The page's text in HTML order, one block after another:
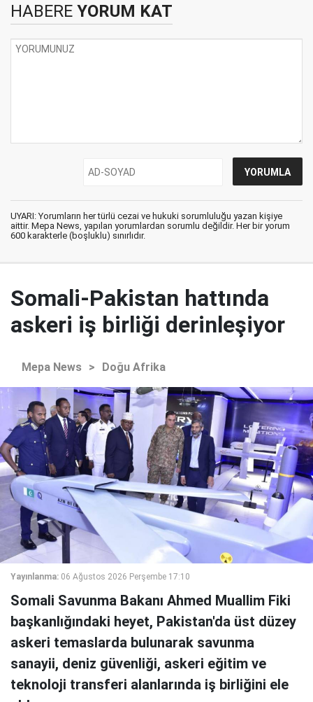
HABERE YORUM KAT
UYARI: Yorumların her türlü cezai ve hukuki sorumluluğu yazan kişiye
aittir. Mepa News, yapılan yorumlardan sorumlu değildir. Her bir yorum
600 karakterle (boşluklu) sınırlıdır.
Somali-Pakistan hattında
askeri iş birliği derinleşiyor
Mepa News > Doğu Afrika
Yayınlanma: 06 Ağustos 2026 Perşembe 17:10
Somali Savunma Bakanı Ahmed Muallim Fiki
başkanlığındaki heyet, Pakistan'da üst düzey
askeri temaslarda bulunarak savunma
sanayii, deniz güvenliği, askeri eğitim ve
teknoloji transferi alanlarında iş birliğini ele